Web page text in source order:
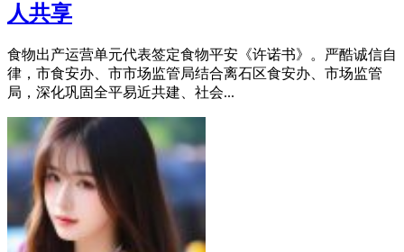
人共享
食物出产运营单元代表签定食物平安《许诺书》。严酷诚信自
律，市食安办、市市场监管局结合离石区食安办、市场监管
局，深化巩固全平易近共建、社会...